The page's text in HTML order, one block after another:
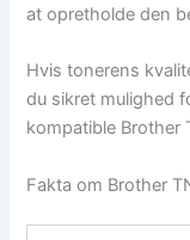
at opretholde den
Hvis tonerens
du sikret mulighed
kompatible Brother
Fakta om Brother